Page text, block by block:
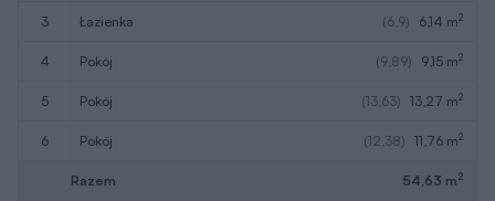
3 łazienka (6,9) 6,14 m2
4 pokój (9,89) 9,15 m2
5 pokój (13,63) 13,27 m2
6 pokój (12,38) 11,76 m2
Razem 54,63 m2